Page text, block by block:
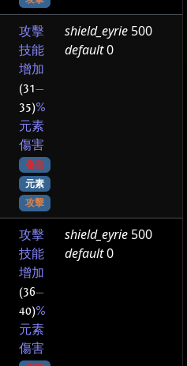
攻擊
技能
增加
(31—
35)%
元素
傷害
傷害
元素
攻擊
shield_eyrie 500
default0
攻擊
技能
增加
(36—
40)%
元素
傷害
shield_eyrie 500
default0